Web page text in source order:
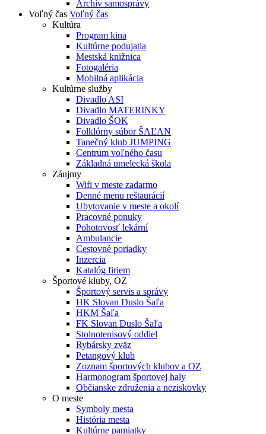
Archív samosprávy
Voľný čas Voľný čas
Kultúra
Program kina
Kultúrne podujatia
Mestská knižnica
Fotogaléria
Mobilná aplikácia
Kultúrne služby
Divadlo ASI
Divadlo MATERINKY
Divadlo ŠOK
Folklórny súbor ŠAĽAN
Tanečný klub JUMPING
Centrum voľného času
Základná umelecká škola
Záujmy
Wifi v meste zadarmo
Denné menu reštaurácií
Ubytovanie v meste a okolí
Pracovné ponuky
Pohotovosť lekární
Ambulancie
Cestovné poriadky
Inzercia
Katalóg firiem
Športové kluby, OZ
Športový servis a správy
HK Slovan Duslo Šaľa
HKM Šaľa
FK Slovan Duslo Šaľa
Stolnotenisový oddiel
Rybársky zväz
Petangový klub
Zoznam športových klubov a OZ
Harmonogram športovej haly
Občianske združenia a neziskovky
O meste
Symboly mesta
História mesta
Kultúrne pamiatky